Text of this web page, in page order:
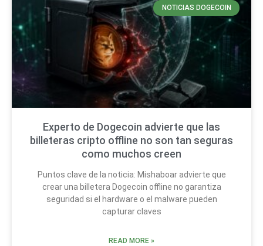
NOTICIAS DOGECOIN
Experto de Dogecoin advierte que las
billeteras cripto offline no son tan seguras
como muchos creen
Puntos clave de la noticia: Mishaboar advierte que
crear una billetera Dogecoin offline no garantiza
seguridad si el hardware o el malware pueden
capturar claves
READ MORE »